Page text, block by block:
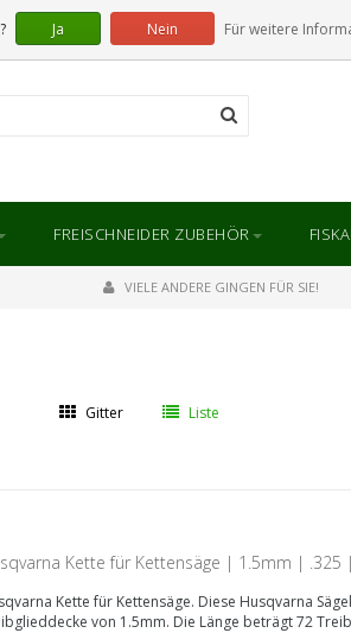
FREISCHNEIDER ZUBEHÖR
VIELE ANDERE GINGEN FÜR SIE!
Gitter Liste
Kette für Kettensäge | 1.5mm |
Kette für Kettensäge. Diese Husqvarna
von 1.5mm. Die Länge beträgt 72
Ja Nein Für weitere